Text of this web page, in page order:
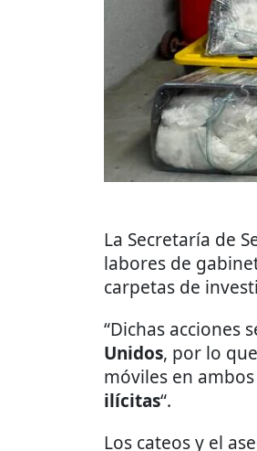
La Secretaría de
labores de
carpetas de
“Dichas acciones
Unidos, por lo
móviles en
ilícitas“.
Los cateos y el